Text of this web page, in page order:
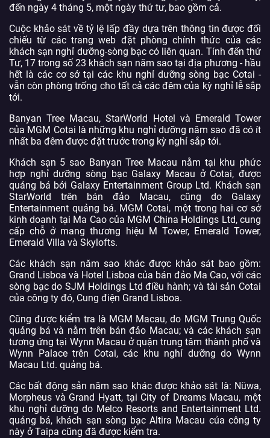
đến ngày 4 tháng 5, một ngày thứ tư, bao gồm cả.
Cuộc khảo sát về tỷ lệ lấp đầy dựa trên thông tin được đối
chiếu từ các trang web đặt phòng chính thức của các
khách sạn nghỉ dưỡng-sòng bạc có liên quan. Tính đến thứ
Tư, 17 trong số 23 khách sạn năm sao tại địa phương - hầu
hết là các cơ sở tại các khu nghỉ dưỡng sòng bạc Cotai -
vẫn còn phòng trống cho tất cả các đêm của kỳ nghỉ lễ sắp
tới.
Banyan Tree Macau, StarWorld Hotel và Emerald Tower
của MGM Cotai là những khu nghỉ dưỡng năm sao đã có ít
nhất ba đêm được đặt trước trong kỳ nghỉ sắp tới.
Khách sạn 5 sao Banyan Tree Macau nằm tại khu phức
hợp nghỉ dưỡng sòng bạc Galaxy Macau ở Cotai, được
quảng bá bởi Galaxy Entertainment Group Ltd. Khách sạn
StarWorld trên bán đảo Macau, cũng do Galaxy
Entertainment quảng bá. MGM Cotai, một trong hai cơ sở
kinh doanh tại Ma Cao của MGM China Holdings Ltd, cung
cấp chỗ ở mang thương hiệu M Tower, Emerald Tower,
Emerald Villa và Skylofts.
Các khách sạn năm sao khác được khảo sát bao gồm:
Grand Lisboa và Hotel Lisboa của bán đảo Ma Cao, với các
sòng bạc do SJM Holdings Ltd điều hành; và tài sản Cotai
của công ty đó, Cung điện Grand Lisboa.
Cũng được kiểm tra là MGM Macau, do MGM Trung Quốc
quảng bá và nằm trên bán đảo Macau; và các khách sạn
tương ứng tại Wynn Macau ở quận trung tâm thành phố và
Wynn Palace trên Cotai, các khu nghỉ dưỡng do Wynn
Macau Ltd. quảng bá.
Các bất động sản năm sao khác được khảo sát là: Nüwa,
Morpheus và Grand Hyatt, tại City of Dreams Macau, một
khu nghỉ dưỡng do Melco Resorts and Entertainment Ltd.
quảng bá, khách sạn sòng bạc Altira Macau của công ty
này ở Taipa cũng đã được kiểm tra.